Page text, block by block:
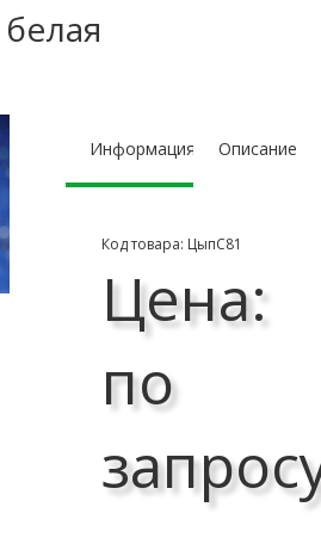
белая
Информация Описание
Код товара: ЦыпС81
Цена:
по